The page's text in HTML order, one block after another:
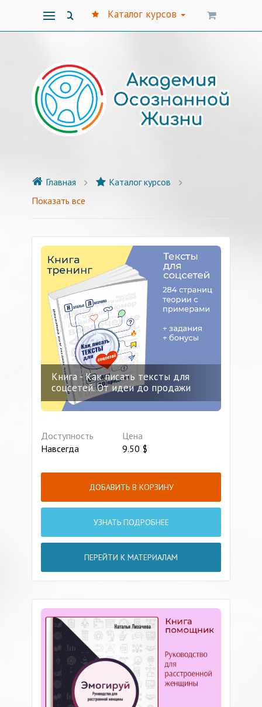
Каталог курсов
Главная
Каталог курсов
Показать все
Книга - Как писать тексты для
соцсетей. От идеи до продажи
Доступность
Навсегда
Цена
9.50 $
ДОБАВИТЬ В КОРЗИНУ
УЗНАТЬ ПОДРОБНЕЕ
ПЕРЕЙТИ К МАТЕРИАЛАМ